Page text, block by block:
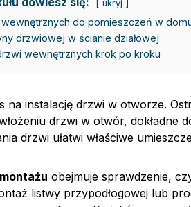
ukryj
do pomieszczeń w
drzwiowej w ścianie działowej
wewnętrznych krok po kroku
na instalację drzwi w otworze.
drzwi w otwór, dokładne
drzwi ułatwi właściwe
obejmuje sprawdzenie,
listwy przypodłogowej lub